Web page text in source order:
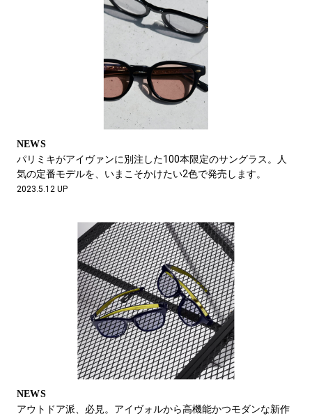
NEWS
パリミキがアイヴァンに別注した100本限定のサングラス。人
気の定番モデルを、いまこそかけたい2色で発売します。
2023.5.12 UP
NEWS
アウトドア派、必見。アイヴォルから高機能かつモダンな新作